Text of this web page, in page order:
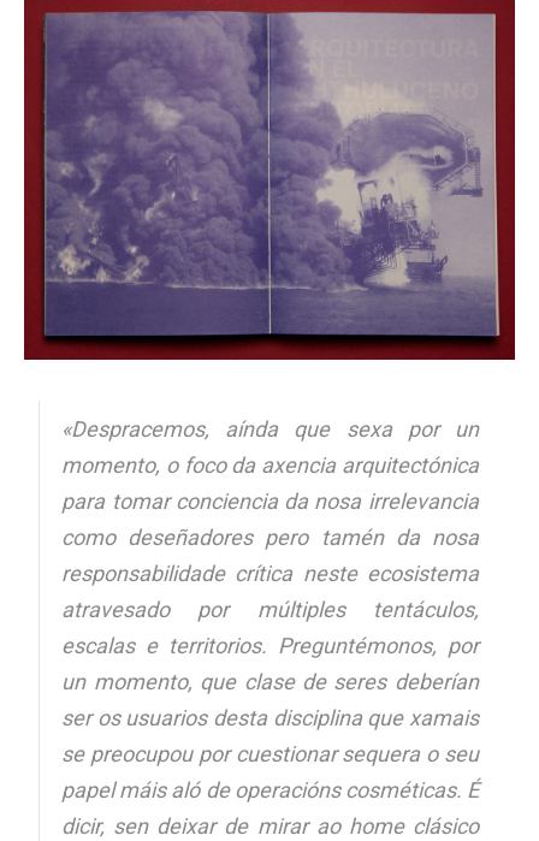
«Despracemos, aínda que sexa por un
momento, o foco da axencia arquitectónica
para tomar conciencia da nosa irrelevancia
como deseñadores pero tamén da nosa
responsabilidade crítica neste ecosistema
atravesado por múltiples tentáculos,
escalas e territorios. Preguntémonos, por
un momento, que clase de seres deberían
ser os usuarios desta disciplina que xamais
se preocupou por cuestionar sequera o seu
papel máis aló de operacións cosméticas. É
dicir, sen deixar de mirar ao home clásico